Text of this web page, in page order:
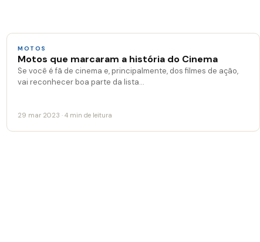
MOTOS
Motos que marcaram a história do Cinema
Se você é fã de cinema e, principalmente, dos filmes de ação,
vai reconhecer boa parte da lista…
29 mar 2023 · 4 min de leitura